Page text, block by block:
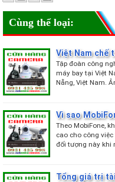
Cùng thể loại:
Việt Nam chế
Tập đoàn công
máy bay tại Việt
Nẵng, Việt Nam.
Vì sao
Theo MobiFone,
cao cho công
đối tượng này khi
Tổng giá trị